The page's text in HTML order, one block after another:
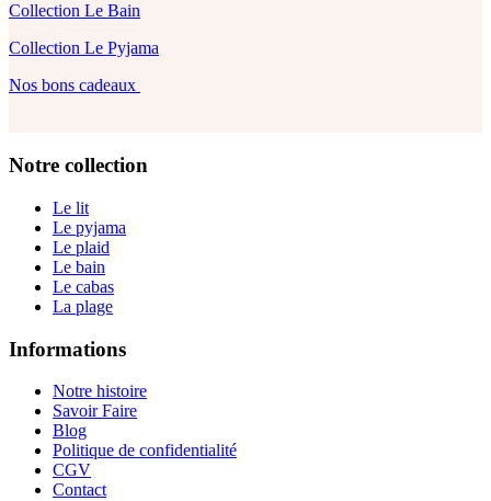
Collection Le Bain
Collection Le Pyjama
Nos bons cadeaux
Notre collection
Le lit
Le pyjama
Le plaid
Le bain
Le cabas
La plage
Informations
Notre histoire
Savoir Faire
Blog
Politique de confidentialité
CGV
Contact